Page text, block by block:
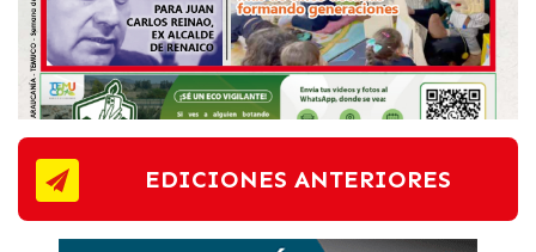
EDICIONES ANTERIORES